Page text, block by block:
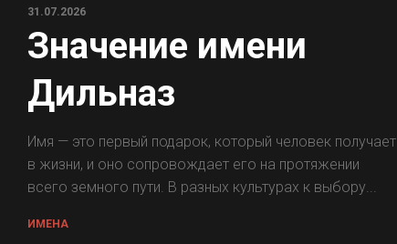
31.07.2026
Значение имени
Дильназ
Имя — это первый подарок, который человек получает
в жизни, и оно сопровождает его на протяжении
всего земного пути. В разных культурах к выбору...
ИМЕНА